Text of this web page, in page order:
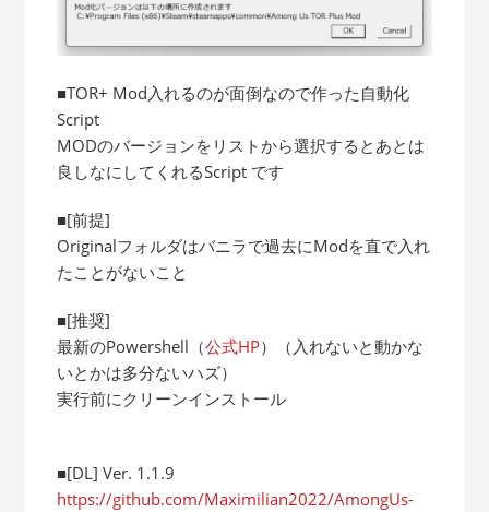
■TOR+ Mod入れるのが面倒なので作った自動化
Script
MODのバージョンをリストから選択するとあとは
良しなにしてくれるScript です
■[前提]
Originalフォルダはバニラで過去にModを直で入れ
たことがないこと
■[推奨]
最新のPowershell（公式HP）（入れないと動かな
いとかは多分ないハズ）
実行前にクリーンインストール
■[DL] Ver. 1.1.9
https://github.com/Maximilian2022/AmongUs-